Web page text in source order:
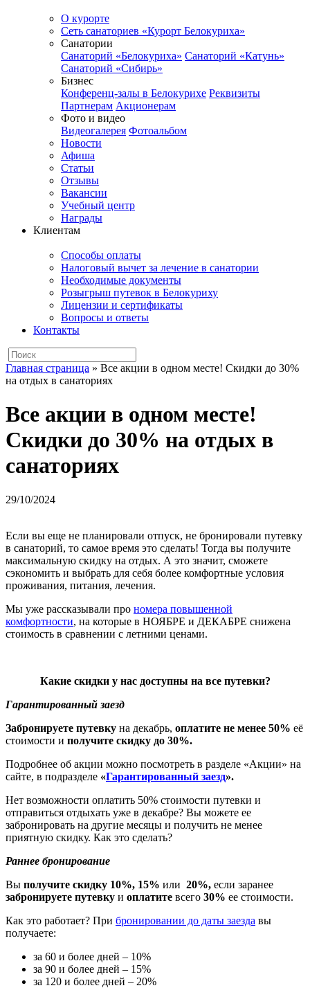
О курорте
Сеть санаториев «Курорт Белокуриха»
Санатории
Санаторий «Белокуриха» Санаторий «Катунь»
Санаторий «Сибирь»
Бизнес
Конференц-залы в Белокурихе Реквизиты
Партнерам Акционерам
Фото и видео
Видеогалерея Фотоальбом
Новости
Афиша
Статьи
Отзывы
Вакансии
Учебный центр
Награды
Клиентам
Способы оплаты
Налоговый вычет за лечение в санатории
Необходимые документы
Розыгрыш путевок в Белокуриху
Лицензии и сертификаты
Вопросы и ответы
Контакты
Главная страница » Все акции в одном месте! Скидки до 30%
на отдых в санаториях
Все акции в одном месте!
Скидки до 30% на отдых в
санаториях
29/10/2024
Если вы еще не планировали отпуск, не бронировали путевку
в санаторий, то самое время это сделать! Тогда вы получите
максимальную скидку на отдых. А это значит, сможете
сэкономить и выбрать для себя более комфортные условия
проживания, питания, лечения.
Мы уже рассказывали про номера повышенной
комфортности, на которые в НОЯБРЕ и ДЕКАБРЕ снижена
стоимость в сравнении с летними ценами.
Какие скидки у нас доступны на все путевки?
Гарантированный заезд
Забронируете путевку на декабрь, оплатите не менее 50% её
стоимости и получите скидку до 30%.
Подробнее об акции можно посмотреть в разделе «Акции» на
сайте, в подразделе «Гарантированный заезд».
Нет возможности оплатить 50% стоимости путевки и
отправиться отдыхать уже в декабре? Вы можете ее
забронировать на другие месяцы и получить не менее
приятную скидку. Как это сделать?
Раннее бронирование
Вы получите скидку 10%, 15% или 20%, если заранее
забронируете путевку и оплатите всего 30% ее стоимости.
Как это работает? При бронировании до даты заезда вы
получаете:
за 60 и более дней – 10%
за 90 и более дней – 15%
за 120 и более дней – 20%